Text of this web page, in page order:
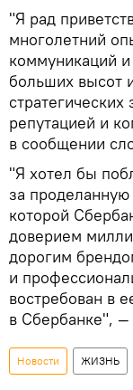
"Я рад
многолетний
коммуникаций
больших высот
репутацией и
в сообщении
"Я хотел бы
за проделанную
которой
доверием
дорогим
и
востребован в
в Сбербанке", —
Новости ЖИЗНЬ